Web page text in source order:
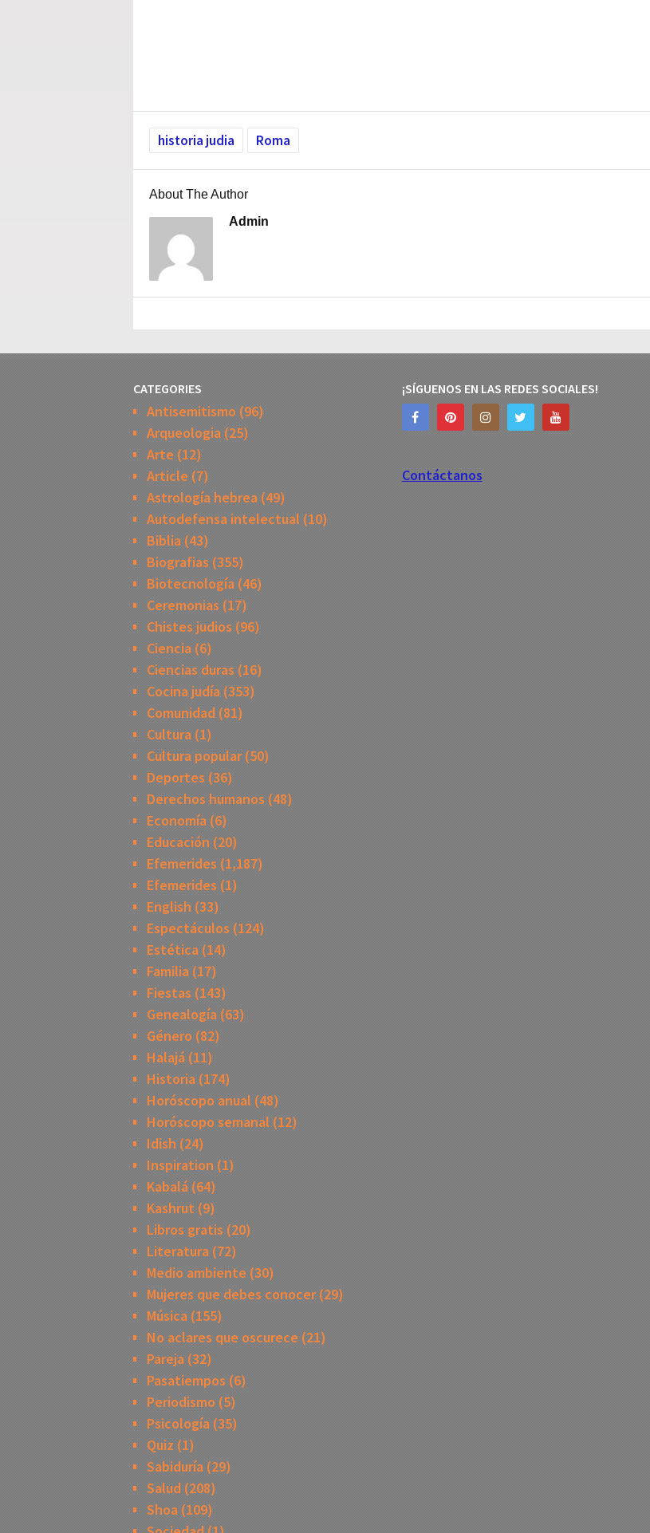
historia judia Roma
About The Author
Admin
CATEGORIES
Antisemitismo (96)
Arqueologia (25)
Arte (12)
Article (7)
Astrología hebrea (49)
Autodefensa intelectual (10)
Biblia (43)
Biografias (355)
Biotecnología (46)
Ceremonias (17)
Chistes judios (96)
Ciencia (6)
Ciencias duras (16)
Cocina judía (353)
Comunidad (81)
Cultura (1)
Cultura popular(50)
Deportes (36)
Derechos humanos (48)
Economía (6)
Educación (20)
Efemerides (1,187)
Efemerides (1)
English (33)
Espectáculos (124)
Estética (14)
Familia (17)
Fiestas (143)
Genealogía (63)
Género (82)
Halajá (11)
Historia (174)
Horóscopo anual (48)
Horóscopo semanal (12)
Idish (24)
Inspiration (1)
Kabalá (64)
Kashrut (9)
Libros gratis (20)
Literatura (72)
Medio ambiente (30)
Mujeres que debes conocer(29)
Música (155)
No aclares que oscurece (21)
Pareja (32)
Pasatiempos (6)
Periodismo (5)
Psicología (35)
Quiz (1)
Sabiduría (29)
Salud (208)
Shoa (109)
¡SÍGUENOS EN LAS REDES SOCIALES!
Contáctanos